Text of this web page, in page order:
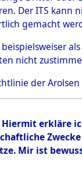
-
Der ITS
gemacht
beispielsweiser
nicht
der Arolsen
erkläre
Mir ist